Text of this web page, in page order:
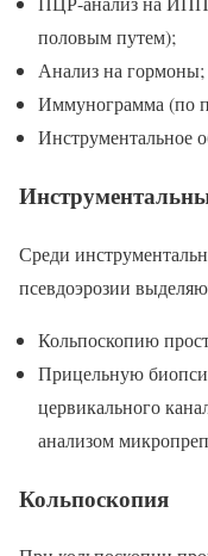
половым путем);
Анализ на гормоны;
Иммунограмма (по
Инструментальное
Среди
псевдоэрозии
Кольпоскопию
Прицельную
цервикального
анализом
Кольпоскопия